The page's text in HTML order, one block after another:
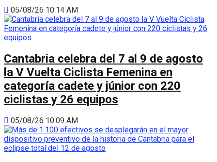
05/08/26 10:14 AM
Cantabria celebra del 7 al 9 de agosto
la V Vuelta Ciclista Femenina en
categoría cadete y júnior con 220
ciclistas y 26 equipos
05/08/26 10:09 AM